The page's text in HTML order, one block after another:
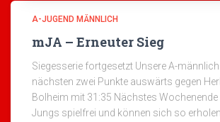
A-JUGEND MÄNNLICH
mJA – Erneuter Sieg
Siegesserie fortgesetzt Unsere A-
nächsten zwei Punkte auswärts gegen
Bolheim mit 31:35 Nächstes Wochenende
Jungs spielfrei und können sich so